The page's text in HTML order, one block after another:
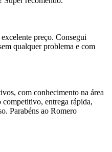
preço. Consegui
qualquer problema e com
com conhecimento na área
entrega rápida,
Parabéns ao Romero